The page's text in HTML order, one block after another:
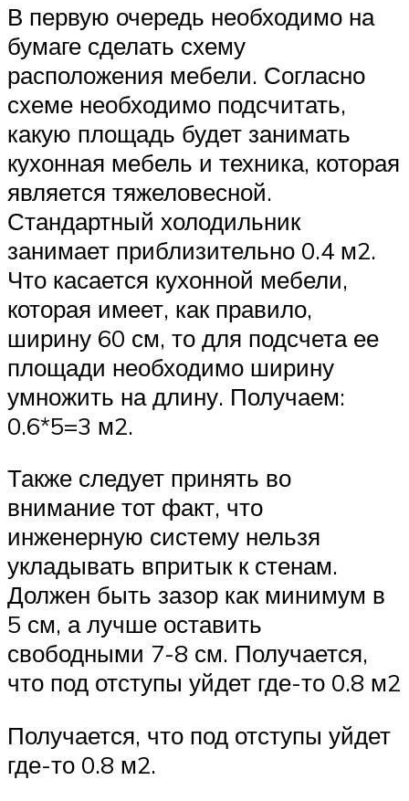
В первую очередь необходимо на
бумаге сделать схему
расположения мебели. Согласно
схеме необходимо подсчитать,
какую площадь будет занимать
кухонная мебель и техника, которая
является тяжеловесной.
Стандартный холодильник
занимает приблизительно 0.4 м2.
Что касается кухонной мебели,
которая имеет, как правило,
ширину 60 см, то для подсчета ее
площади необходимо ширину
умножить на длину. Получаем:
0.6*5=3 м2.
Также следует принять во
внимание тот факт, что
инженерную систему нельзя
укладывать впритык к стенам.
Должен быть зазор как минимум в
5 см, а лучше оставить
свободными 7-8 см. Получается,
что под отступы уйдет где-то 0.8 м2
Получается, что под отступы уйдет
где-то 0.8 м2.